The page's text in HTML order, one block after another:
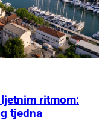
ritmom:
tjedna